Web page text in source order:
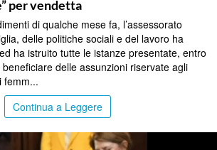
per vendetta
di qualche mese fa, l’assessorato
delle politiche sociali e del lavoro ha
ha istruito tutte le istanze presentate, entro
delle assunzioni riservate agli
femm...
Continua a Leggere